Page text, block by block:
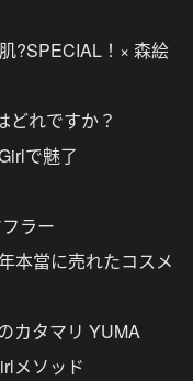
?SPECIAL！× 森絵
どれですか？
で魅了
ラー
本當に売れたコスメ
カタマリ YUMA
メソッド